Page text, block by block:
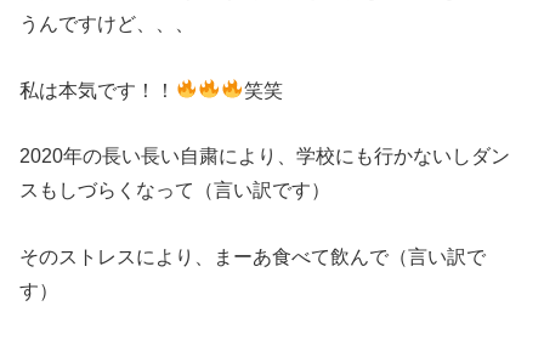
うんですけど、、、
私は本気です！！ 笑笑
2020年の長い長い自粛により、学校にも行かないしダン
スもしづらくなって（言い訳です）
そのストレスにより、まーあ食べて飲んで（言い訳で
す）